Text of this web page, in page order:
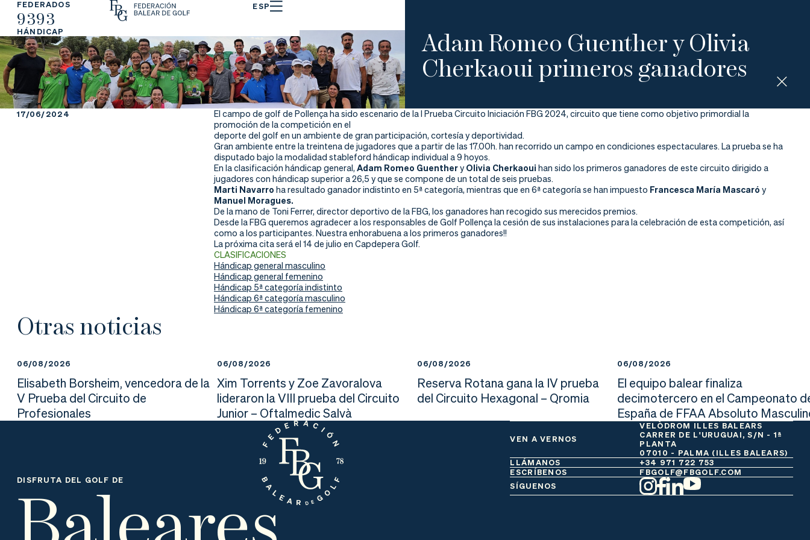
FEDERADOS
9393
HÁNDICAP
ESP
La
Fe
de
ra
Fe
de
ra
rs
Ju
ga
r
er da
d
Adam Romeo Guenther y Olivia
Cherkaoui primeros ganadores
17/06/2024
El campo de golf de Pollença ha sido escenario de la I Prueba Circuito Iniciación FBG 2024, circuito que tiene como objetivo primordial la
promoción de la competición en el
deporte del golf en un ambiente de gran participación, cortesía y deportividad.
Gran ambiente entre la treintena de jugadores que a partir de las 17.00h. han recorrido un campo en condiciones espectaculares. La prueba se ha
disputado bajo la modalidad stableford hándicap individual a 9 hoyos.
En la clasificación hándicap general, Adam Romeo Guenthery Olivia Cherkaoui han sido los primeros ganadores de este circuito dirigido a
jugadores con hándicap superior a 26,5 y que se compone de un total de seis pruebas.
Marti Navarro ha resultado ganador indistinto en 5ª categoría, mientras que en 6ª categoría se han impuesto Francesca María Mascaró y
Manuel Moragues.
De la mano de Toni Ferrer, director deportivo de la FBG, los ganadores han recogido sus merecidos premios.
Desde la FBG queremos agradecer a los responsables de Golf Pollença la cesión de sus instalaciones para la celebración de esta competición, así
como a los participantes. Nuestra enhorabuena a los primeros ganadores!!
La próxima cita será el 14 de julio en Capdepera Golf.
CLASIFICACIONES
Hándicap general masculino
Hándicap general femenino
Hándicap 5ª categoría indistinto
Hándicap 6ª categoría masculino
Hándicap 6ª categoría femenino
Otras noticias
06/08/2026
Elisabeth Borsheim, vencedora de la
V Prueba del Circuito de
Profesionales
06/08/2026
Xim Torrents y Zoe Zavoralova
lideraron la VIII prueba del Circuito
Junior – Oftalmedic Salvà
06/08/2026
Reserva Rotana gana la IV prueba
del Circuito Hexagonal – Qromia
06/08/2026
El equipo balear finaliza
decimotercero en el Campeonato
España de FFAA Absoluto
DISFRUTA DEL GOLF DE
Baleares
VEN A VERNOS
VELÒDROM ILLES BALEARS
CARRER DE L'URUGUAI, S/N - 1ª
PLANTA
07010 - PALMA (ILLES BALEARS)
LLÁMANOS
+34 971 722 753
ESCRÍBENOS
FBGOLF@FBGOLF.COM
SÍGUENOS